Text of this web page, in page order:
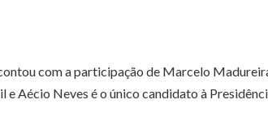
com a participação de Marcelo
Aécio Neves é o único candidato à